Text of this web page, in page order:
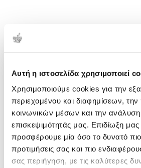
Αυτή η ιστοσελίδα χρησιμοποιεί
Χρησιμοποιούμε cookies για την
περιεχομένου και διαφημίσεων,
κοινωνικών μέσων και την ανάλυση
επισκεψιμότητάς μας. Επιδίωξη μας
προσφέρουμε μία όσο το δυνατό πιο
προτιμήσεις σας και πιο
σας περιήγηση, με τις καλύτερες